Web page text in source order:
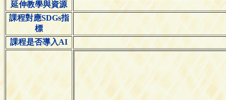
延伸教學與資源
課程對應SDGs指
標
課程是否導入AI